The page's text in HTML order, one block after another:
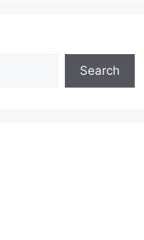
Search